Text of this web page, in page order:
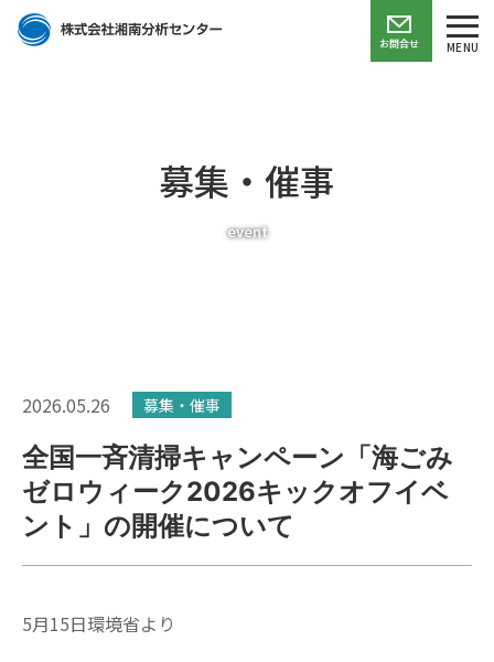
お問合せ MENU
募集・催事
event
2026.05.26 募集・催事
全国一斉清掃キャンペーン「海ごみ
ゼロウィーク2026キックオフイベ
ント」の開催について
5月15日環境省より